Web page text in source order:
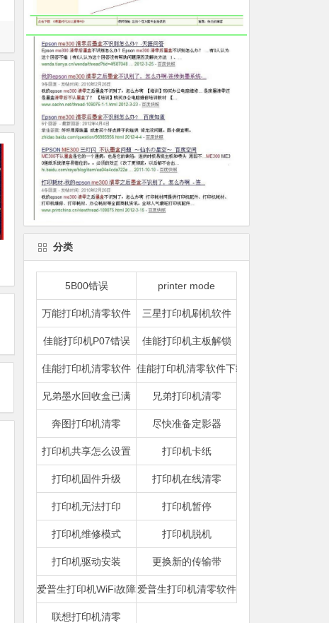
分类
5B00错误 printer mode
万能打印机清零软件 三星打印机刷机软件
佳能打印机P07错误 佳能打印机主板解锁
佳能打印机清零软件 佳能打印机清零软件下载
兄弟墨水回收盒已满 兄弟打印机清零
奔图打印机清零 尽快准备定影器
打印机共享怎么设置 打印机卡纸
打印机固件升级 打印机在线清零
打印机无法打印 打印机暂停
打印机维修模式 打印机脱机
打印机驱动安装 更换新的传输带
爱普生打印机WiFi故障爱普生打印机清零软件
联想打印机清零